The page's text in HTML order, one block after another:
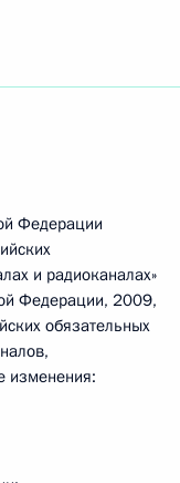
Федерации
и радиоканалах»
Федерации, 2009,
обязательных
изменения: